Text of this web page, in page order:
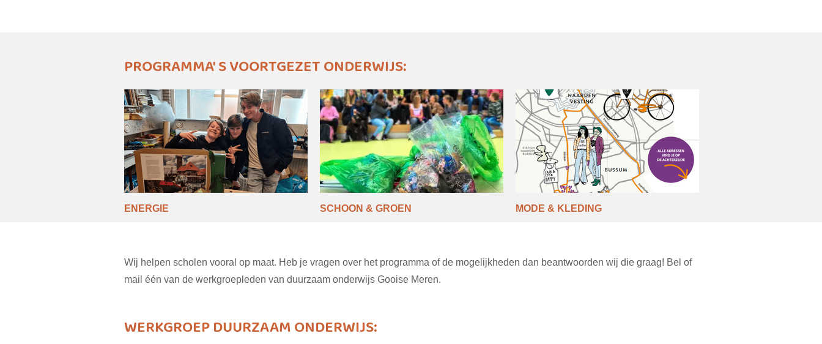
PROGRAMMA' S VOORTGEZET ONDERWIJS:
ENERGIE SCHOON & GROEN MODE & KLEDING
Wij helpen scholen vooral op maat. Heb je vragen over het programma of de mogelijkheden dan beantwoorden wij die graag! Bel of
mail één van de werkgroepleden van duurzaam onderwijs Gooise Meren.
WERKGROEP DUURZAAM ONDERWIJS: